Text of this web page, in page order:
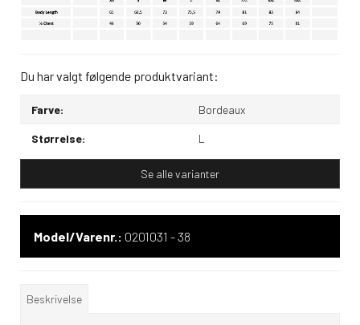
Du har valgt følgende produktvariant:
Farve: Bordeaux
Størrelse: L
Se alle varianter
Model/Varenr.: 0201031 - 38
Beskrivelse